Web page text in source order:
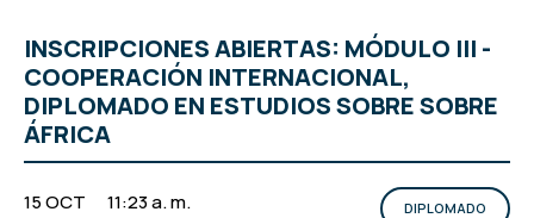
INSCRIPCIONES ABIERTAS: MÓDULO III -
COOPERACIÓN INTERNACIONAL,
DIPLOMADO EN ESTUDIOS SOBRE SOBRE
ÁFRICA
15 OCT 11:23 a. m. DIPLOMADO